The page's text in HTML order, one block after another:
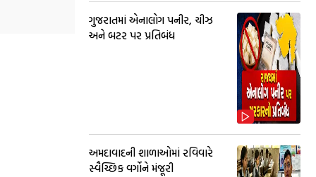
ગુજરાતમાં એનાલોગ પનીર, ચીઝ
અને બટર પર પ્રતિબંધ
અમદાવાદની શાળાઓમાં રવિવારે
સ્વૈચ્છિક વર્ગોને મંજૂરી